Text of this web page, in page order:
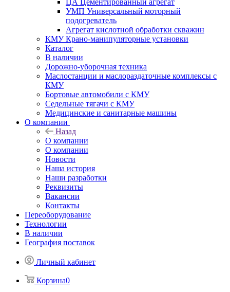
ЦА Цементированный агрегат
УМП Универсальный моторный
подогреватель
Агрегат кислотной обработки скважин
КМУ Крано-манипуляторные установки
Каталог
В наличии
Дорожно-уборочная техника
Маслостанции и маслораздаточные комплексы с
КМУ
Бортовые автомобили с КМУ
Седельные тягачи с КМУ
Медицинские и санитарные машины
О компании
Назад
О компании
О компании
Новости
Наша история
Наши разработки
Реквизиты
Вакансии
Контакты
Переоборудование
Технологии
В наличии
География поставок
Личный кабинет
Корзина0